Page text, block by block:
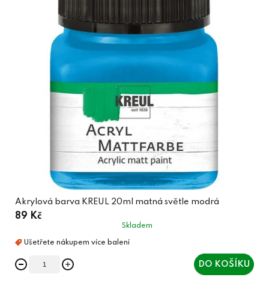
Akrylová barva KREUL 20ml matná světle modrá
89 Kč
Skladem
DO KOŠÍKU